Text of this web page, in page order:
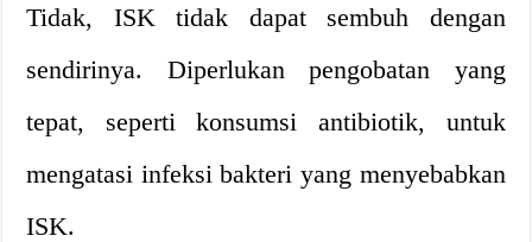
Tidak, ISK tidak dapat sembuh dengan
sendirinya. Diperlukan pengobatan yang
tepat, seperti konsumsi antibiotik, untuk
mengatasi infeksi bakteri yang menyebabkan
ISK.